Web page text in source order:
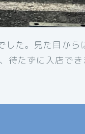
た。見た目から
たずに入店でき